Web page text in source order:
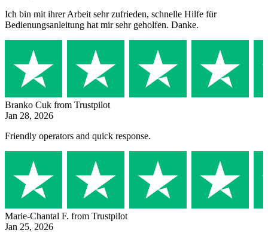
Ich bin mit ihrer Arbeit sehr zufrieden, schnelle Hilfe für
Bedienungsanleitung hat mir sehr geholfen. Danke.
Branko Cuk from Trustpilot
Jan 28, 2026
Friendly operators and quick response.
Marie-Chantal F. from Trustpilot
Jan 25, 2026